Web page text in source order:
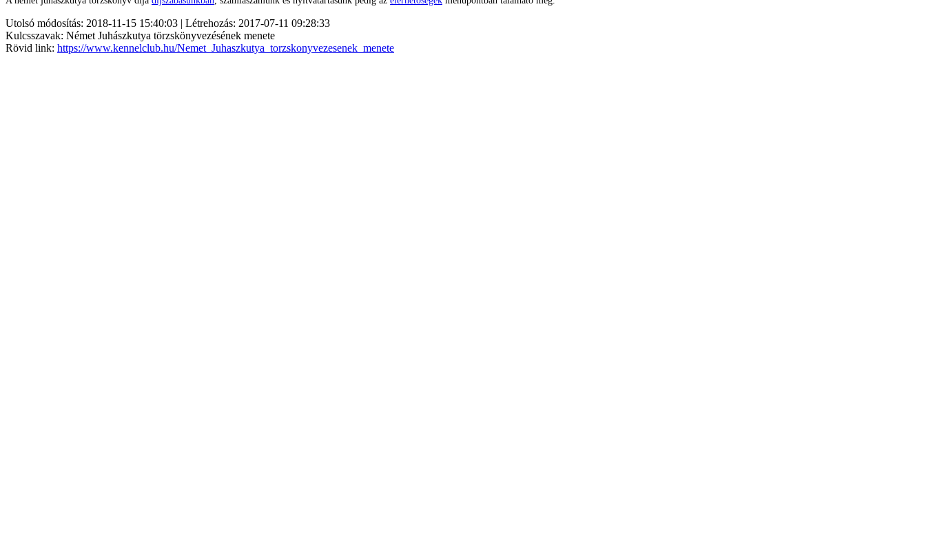
Utolsó módosítás: 2018-11-15 15:40:03 | Létrehozás: 2017-07-11 09:28:33
Kulcsszavak: Német Juhászkutya törzskönyvezésének menete
Rövid link: https://www.kennelclub.hu/Nemet_Juhaszkutya_torzskonyvezesenek_menete